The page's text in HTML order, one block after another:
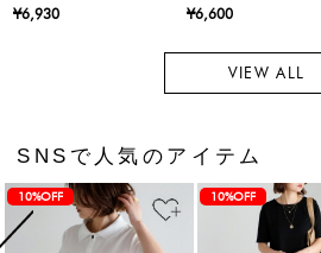
ジャケット
¥6,930
ラードジャケット
¥6,600
VIEW ALL
SNSで人気のアイテム
10%OFF 10%OFF